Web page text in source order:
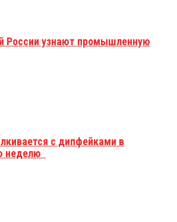
России узнают промышленную
с дипфейками в
неделю